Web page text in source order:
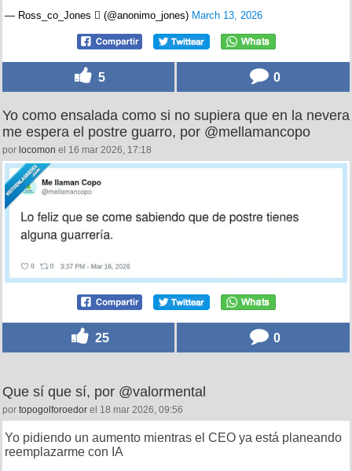
— Ross_co_Jones  (@anonimo_jones) March 13, 2026
5 0
Yo como ensalada como si no supiera que en la nevera
me espera el postre guarro, por @mellamancopo
por locomon el 16 mar 2026, 17:18
25 0
Que sí que sí, por @valormental
por topogolforoedor el 18 mar 2026, 09:56
Yo pidiendo un aumento mientras el CEO ya está planeando
reemplazarme con IA